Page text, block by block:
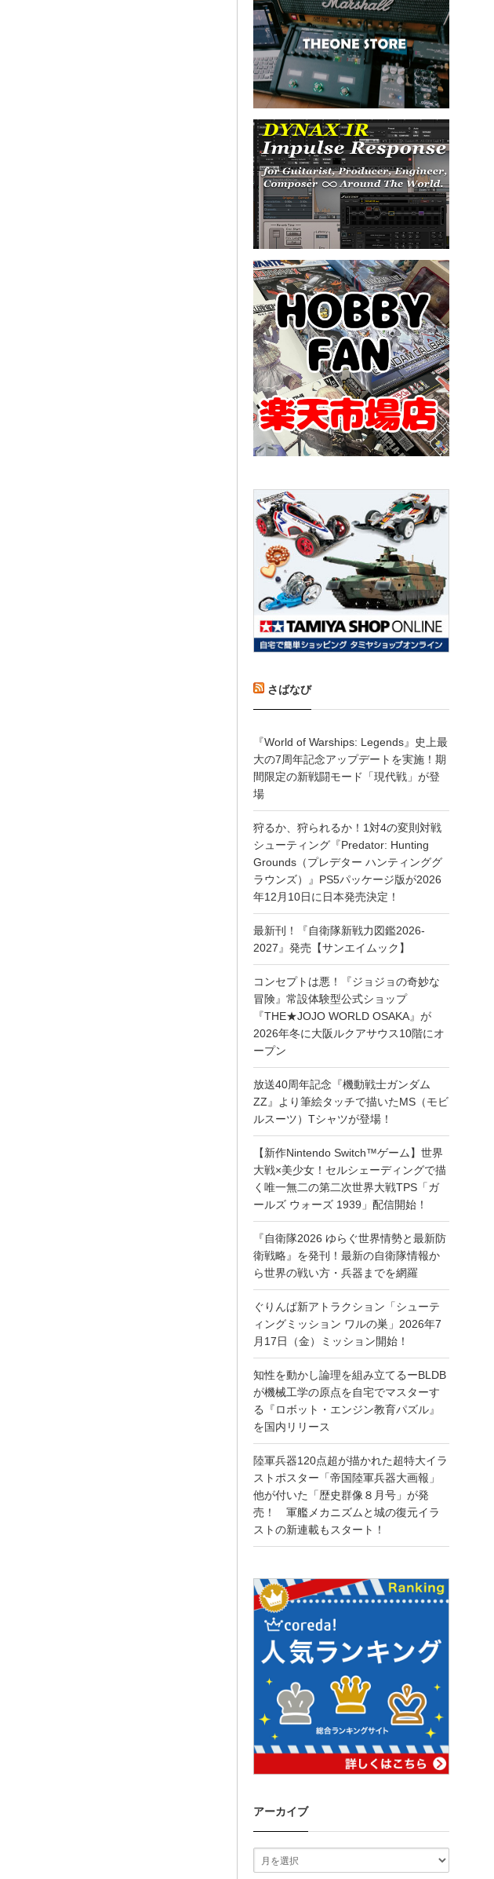
さばなび
『World of Warships: Legends』史上最
大の7周年記念アップデートを実施！期
間限定の新戦闘モード「現代戦」が登
場
狩るか、狩られるか！1対4の変則対戦
シューティング『Predator: Hunting
Grounds（プレデター ハンティンググ
ラウンズ）』PS5パッケージ版が2026
年12月10日に日本発売決定！
最新刊！『自衛隊新戦力図鑑2026-
2027』発売【サンエイムック】
コンセプトは悪！『ジョジョの奇妙な
冒険』常設体験型公式ショップ
『THE★JOJO WORLD OSAKA』が
2026年冬に大阪ルクアサウス10階にオ
ープン
放送40周年記念『機動戦士ガンダム
ZZ』より筆絵タッチで描いたMS（モビ
ルスーツ）Tシャツが登場！
【新作Nintendo Switch™ゲーム】世界
大戦×美少女！セルシェーディングで描
く唯一無二の第二次世界大戦TPS「ガ
ールズ ウォーズ 1939」配信開始！
『自衛隊2026 ゆらぐ世界情勢と最新防
衛戦略』を発刊！最新の自衛隊情報か
ら世界の戦い方・兵器までを網羅
ぐりんぱ新アトラクション「シューテ
ィングミッション ワルの巣」2026年7
月17日（金）ミッション開始！
知性を動かし論理を組み立てるーBLDB
が機械工学の原点を自宅でマスターす
る『ロボット・エンジン教育パズル』
を国内リリース
陸軍兵器120点超が描かれた超特大イラ
ストポスター「帝国陸軍兵器大画報」
他が付いた「歴史群像８月号」が発
売！ 軍艦メカニズムと城の復元イラ
ストの新連載もスタート！
アーカイブ